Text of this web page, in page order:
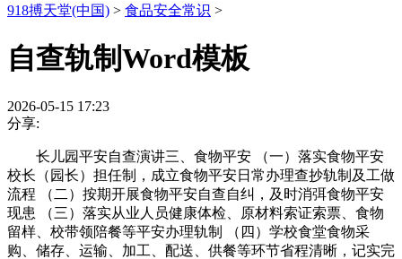
918搏天堂(中国) > 食品安全常识 >
自查轨制Word模板
2026-05-15 17:23
分享:
长儿园平安自查演讲三、食物平安 （一）落实食物平安
校长（园长）担任制，成立食物平安日常办理查抄轨制及工做
流程 （二）按期开展食物平安自查自纠，及时消弭食物平安
现患 （三）落实从业人员健康体检、原材料索证索票、食物
留样、校带领陪餐等平安办理轨制 （四）学校食堂食物采
购、储存、运输、加工、配送、供餐等环节省程清晰，记实完